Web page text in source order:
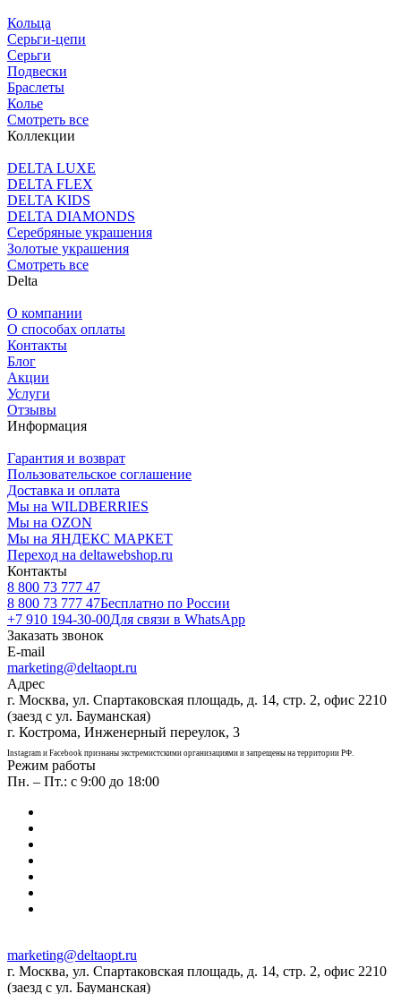
Кольца
Серьги-цепи
Серьги
Подвески
Браслеты
Колье
Смотреть все
Коллекции
DELTA LUXE
DELTA FLEX
DELTA KIDS
DELTA DIAMONDS
Серебряные украшения
Золотые украшения
Смотреть все
Delta
О компании
О способах оплаты
Контакты
Блог
Акции
Услуги
Отзывы
Информация
Гарантия и возврат
Пользовательское соглашение
Доставка и оплата
Мы на WILDBERRIES
Мы на OZON
Мы на ЯНДЕКС МАРКЕТ
Переход на deltawebshop.ru
Контакты
8 800 73 777 47
8 800 73 777 47Бесплатно по России
+7 910 194-30-00Для связи в WhatsApp
Заказать звонок
E-mail
marketing@deltaopt.ru
Адрес
г. Москва, ул. Спартаковская площадь, д. 14, стр. 2, офис 2210
(заезд с ул. Бауманская)
г. Кострома, Инженерный переулок, 3
Instagram и Facebook признаны экстремистскими организациями и запрещены на территории РФ.
Режим работы
Пн. – Пт.: с 9:00 до 18:00
marketing@deltaopt.ru
г. Москва, ул. Спартаковская площадь, д. 14, стр. 2, офис 2210
(заезд с ул. Бауманская)